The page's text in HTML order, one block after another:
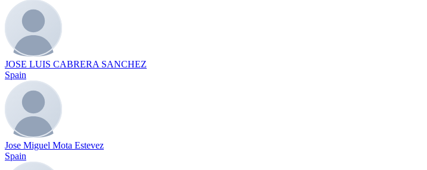
JOSE LUIS CABRERA SANCHEZ
Spain
Jose Miguel Mota Estevez
Spain